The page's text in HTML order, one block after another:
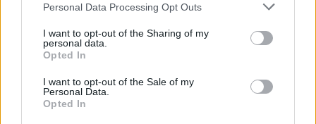
Personal Data Processing Opt Outs
I want to opt-out of the Sharing of my
personal data.
Opted In
I want to opt-out of the Sale of my
Personal Data.
Opted In
Vojta Kotek natáčel
Oktopus v lomu u Kosovy Hory
náměstí. Opozice: „Další slib,
SOUVISEJÍCÍ ČLÁNKY
VÍCE OD AUTORA